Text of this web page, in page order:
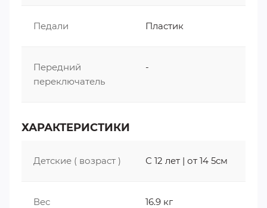
Педали Пластик
Передний
переключатель
-
ХАРАКТЕРИСТИКИ
Детские ( возраст ) С 12 лет | от 14 5см
Вес 16.9 кг